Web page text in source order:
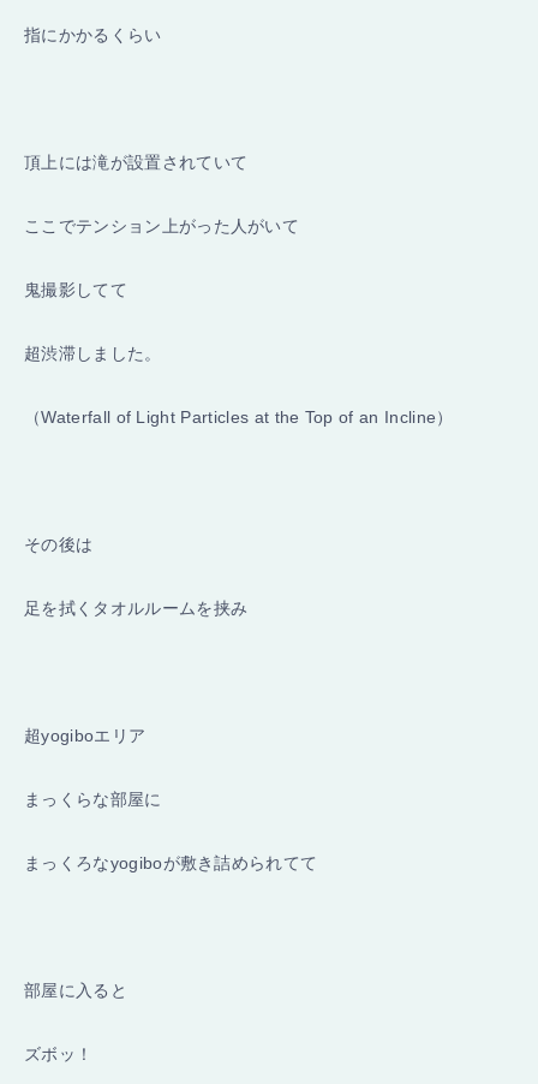
指にかかるくらい
頂上には滝が設置されていて
ここでテンション上がった人がいて
鬼撮影してて
超渋滞しました。
（Waterfall of Light Particles at the Top of an Incline）
その後は
足を拭くタオルルームを挟み
超yogiboエリア
まっくらな部屋に
まっくろなyogiboが敷き詰められてて
部屋に入ると
ズボッ！